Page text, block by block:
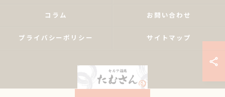
コラム お問い合わせ
プライバシーポリシー サイトマップ